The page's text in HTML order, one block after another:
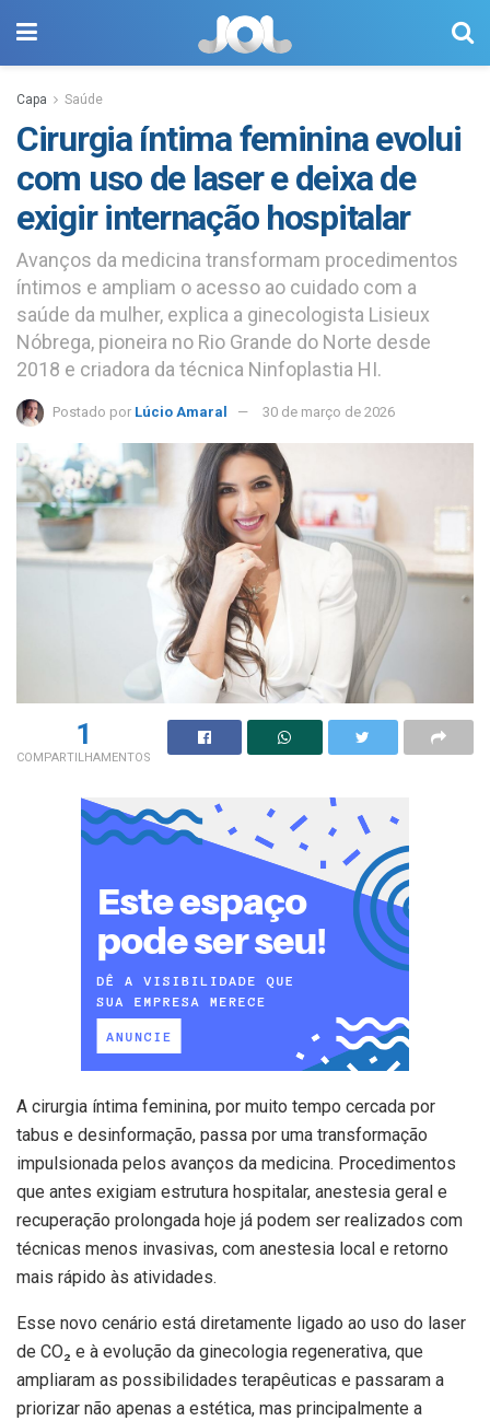
Capa Saúde
Cirurgia íntima feminina evolui
com uso de laser e deixa de
exigir internação hospitalar
Avanços da medicina transformam procedimentos
íntimos e ampliam o acesso ao cuidado com a
saúde da mulher, explica a ginecologista Lisieux
Nóbrega, pioneira no Rio Grande do Norte desde
2018 e criadora da técnica Ninfoplastia HI.
Postado por Lúcio Amaral 30 de março de 2026
1
COMPARTILHAMENTOS
A cirurgia íntima feminina, por muito tempo cercada por
tabus e desinformação, passa por uma transformação
impulsionada pelos avanços da medicina. Procedimentos
que antes exigiam estrutura hospitalar, anestesia geral e
recuperação prolongada hoje já podem ser realizados com
técnicas menos invasivas, com anestesia local e retorno
mais rápido às atividades.
Esse novo cenário está diretamente ligado ao uso do laser
de CO₂ e à evolução da ginecologia regenerativa, que
ampliaram as possibilidades terapêuticas e passaram a
priorizar não apenas a estética, mas principalmente a